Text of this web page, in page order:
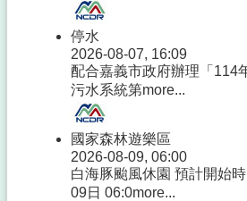
停水
2026-08-07, 16:09
配合嘉義市政府辦理「114
污水系統第more...
國家森林遊樂區
2026-08-09, 06:00
白海豚颱風休園 預計開始
09日 06:0more...